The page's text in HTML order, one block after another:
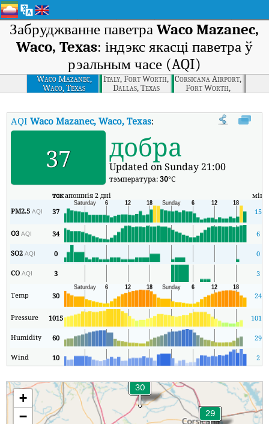
Забруджванне паветраWaco Mazanec,
Waco, Texas: індэкс якасці паветра ў
рэальным часе (AQI)
Waco Mazanec,
Waco, Texas
Italy, Fort Worth,
Dallas, Texas
Corsicana Airport,
Fort Worth,
Dallas, Texas
AQIWaco Mazanec, Waco, Texas: Індэкс якасці паветра Waco
37 добра
Updated on Sunday 21:00
тэмпература:30°C
токапошнія 2 дні мін
PM2.5AQI 37 15
O3AQI 34 6
SO2AQI 0 0
COAQI 3 3
Temp 30 24
Pressure 1015 1014
Humidity 60 29
Wind 10 2
+
−